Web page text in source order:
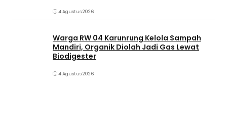
4 Agustus 2026
Warga RW 04 Karunrung Kelola Sampah
Mandiri, Organik Diolah Jadi Gas Lewat
Biodigester
4 Agustus 2026